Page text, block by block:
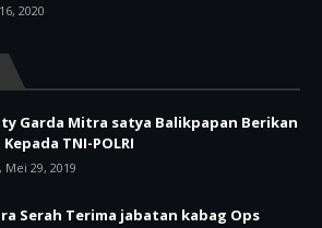
2020
Garda Mitra satya Balikpapan Berikan
TNI-POLRI
Mei 29, 2019
Serah Terima jabatan kabag Ops